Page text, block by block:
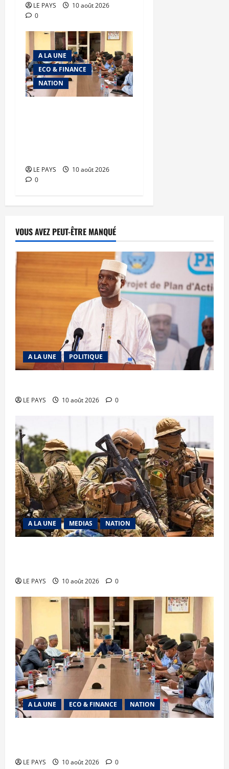
LE PAYS
10 août 2026
0
A LA UNE
ECO & FINANCE
NATION
LE PAYS
10 août 2026
0
VOUS AVEZ PEUT-ÊTRE MANQUÉ
A LA UNE POLITIQUE
LE PAYS 10 août 2026 0
A LA UNE MEDIAS NATION
LE PAYS 10 août 2026 0
A LA UNE ECO & FINANCE NATION
LE PAYS 10 août 2026 0